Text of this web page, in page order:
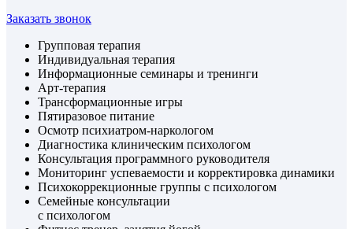
Заказать звонок
Групповая терапия
Индивидуальная терапия
Информационные семинары и тренинги
Арт-терапия
Трансформационные игры
Пятиразовое питание
Осмотр психиатром-наркологом
Диагностика клиническим психологом
Консультация программного руководителя
Мониторинг успеваемости и корректировка динамики
Психокоррекционные группы с психологом
Семейные консультации
с психологом